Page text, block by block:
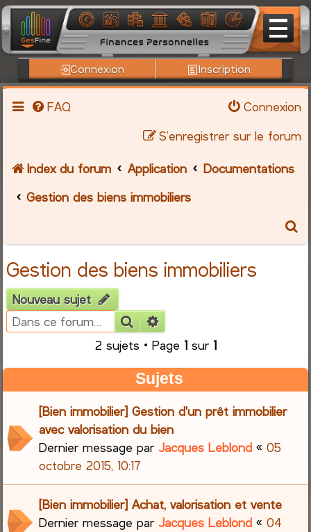
Connexion Inscription
FAQ
Connexion
S’enregistrer sur le forum
Index du forum Application
Documentations
Gestion des biens immobiliers
r
c
r
Gestion des biens immobiliers
Nouveau sujet
Rechercher
2 sujets • Page 1sur 1
Sujets
[Bien immobilier] Gestion d'un prêt immobilier
avec valorisation du bien
Dernier message parJacques Leblond «05
octobre 2015, 10:17
[Bien immobilier] Achat, valorisation et vente
Dernier message parJacques Leblond «04